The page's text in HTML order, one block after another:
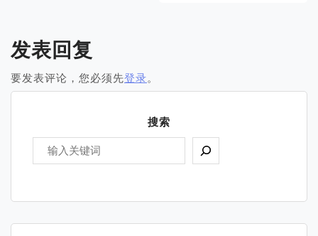
航
发表回复
要发表评论，您必须先登录。
搜索